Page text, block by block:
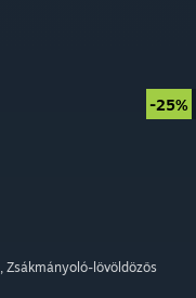
-25%
, Zsákmányoló-lövöldözős